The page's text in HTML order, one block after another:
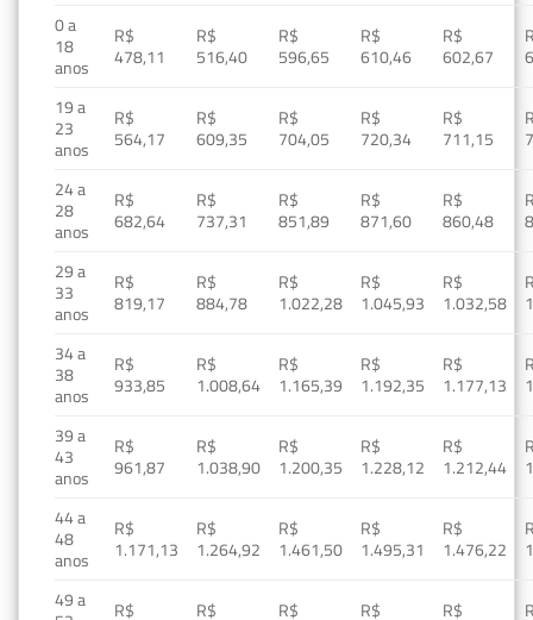
0 a
18
anos
R$
478,11
R$
516,40
R$
596,65
R$
610,46
R$
602,67
19 a
23
anos
R$
564,17
R$
609,35
R$
704,05
R$
720,34
R$
711,15
24 a
28
anos
R$
682,64
R$
737,31
R$
851,89
R$
871,60
R$
860,48
29 a
33
anos
R$
819,17
R$
884,78
R$
1.022,28
R$
1.045,93
R$
1.032,58
34 a
38
anos
R$
933,85
R$
1.008,64
R$
1.165,39
R$
1.192,35
R$
1.177,13
39 a
43
anos
R$
961,87
R$
1.038,90
R$
1.200,35
R$
1.228,12
R$
1.212,44
44 a
48
anos
R$
1.171,13
R$
1.264,92
R$
1.461,50
R$
1.495,31
R$
1.476,22
49 a
R$
R$
R$
R$
R$